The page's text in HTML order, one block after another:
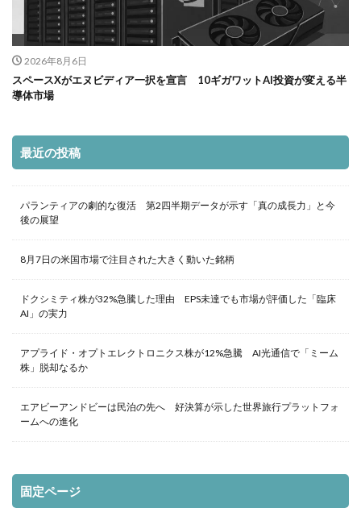
2026年8月6日
スペースXがエヌビディア一択を宣言 10ギガワットAI投資が変える半
導体市場
最近の投稿
パランティアの劇的な復活 第2四半期データが示す「真の成長力」と今
後の展望
8月7日の米国市場で注目された大きく動いた銘柄
ドクシミティ株が32%急騰した理由 EPS未達でも市場が評価した「臨床
AI」の実力
アプライド・オプトエレクトロニクス株が12%急騰 AI光通信で「ミーム
株」脱却なるか
エアビーアンドビーは民泊の先へ 好決算が示した世界旅行プラットフォ
ームへの進化
固定ページ